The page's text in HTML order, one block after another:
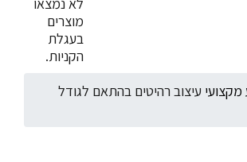
מוצרים
בעגלת
הקניות.
מקצועי עיצוב רהיטים בהתאם לגודל